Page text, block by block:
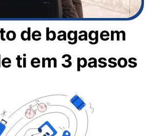
de bagagem
ti em 3 passos